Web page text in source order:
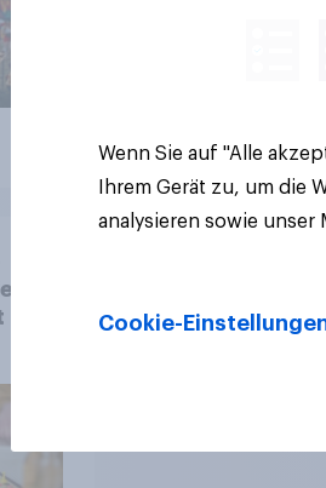
Artikel
–
Wenn Sie auf "Alle
Ihrem Gerät zu, um die
analysieren sowie
Cookie-